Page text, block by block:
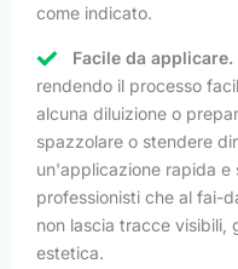
come indicato.
Facile da applicare.
rendendo il processo
alcuna diluizione o
spazzolare o stendere
un'applicazione rapida e
professionisti che al fai-
non lascia tracce visibili,
estetica.